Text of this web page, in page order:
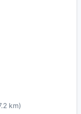
km)